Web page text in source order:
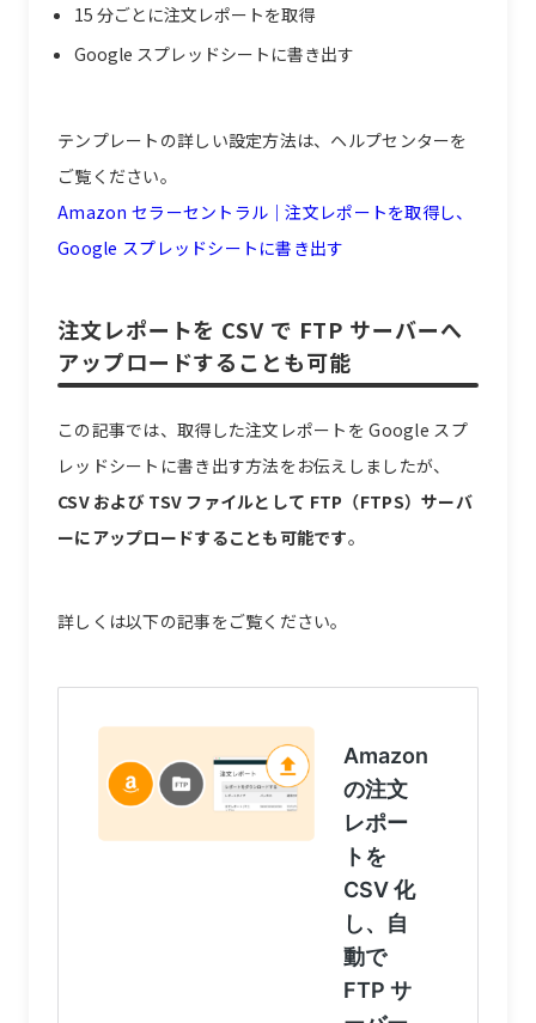
15 分ごとに注文レポートを取得
Google スプレッドシートに書き出す
テンプレートの詳しい設定方法は、ヘルプセンターを
ご覧ください。
Amazon セラーセントラル｜注文レポートを取得し、
Google スプレッドシートに書き出す
注文レポートを CSV で FTP サーバーへ
アップロードすることも可能
この記事では、取得した注文レポートを Google スプ
レッドシートに書き出す方法をお伝えしましたが、
CSV および TSV ファイルとして FTP（FTPS）サーバ
ーにアップロードすることも可能です。
詳しくは以下の記事をご覧ください。